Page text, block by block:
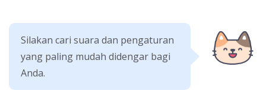
Silakan cari suara dan pengaturan
yang paling mudah didengar bagi
Anda.